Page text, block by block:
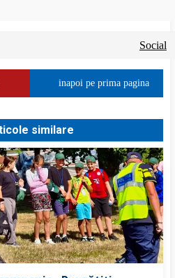
Social
inapoi pe prima pagina
similare